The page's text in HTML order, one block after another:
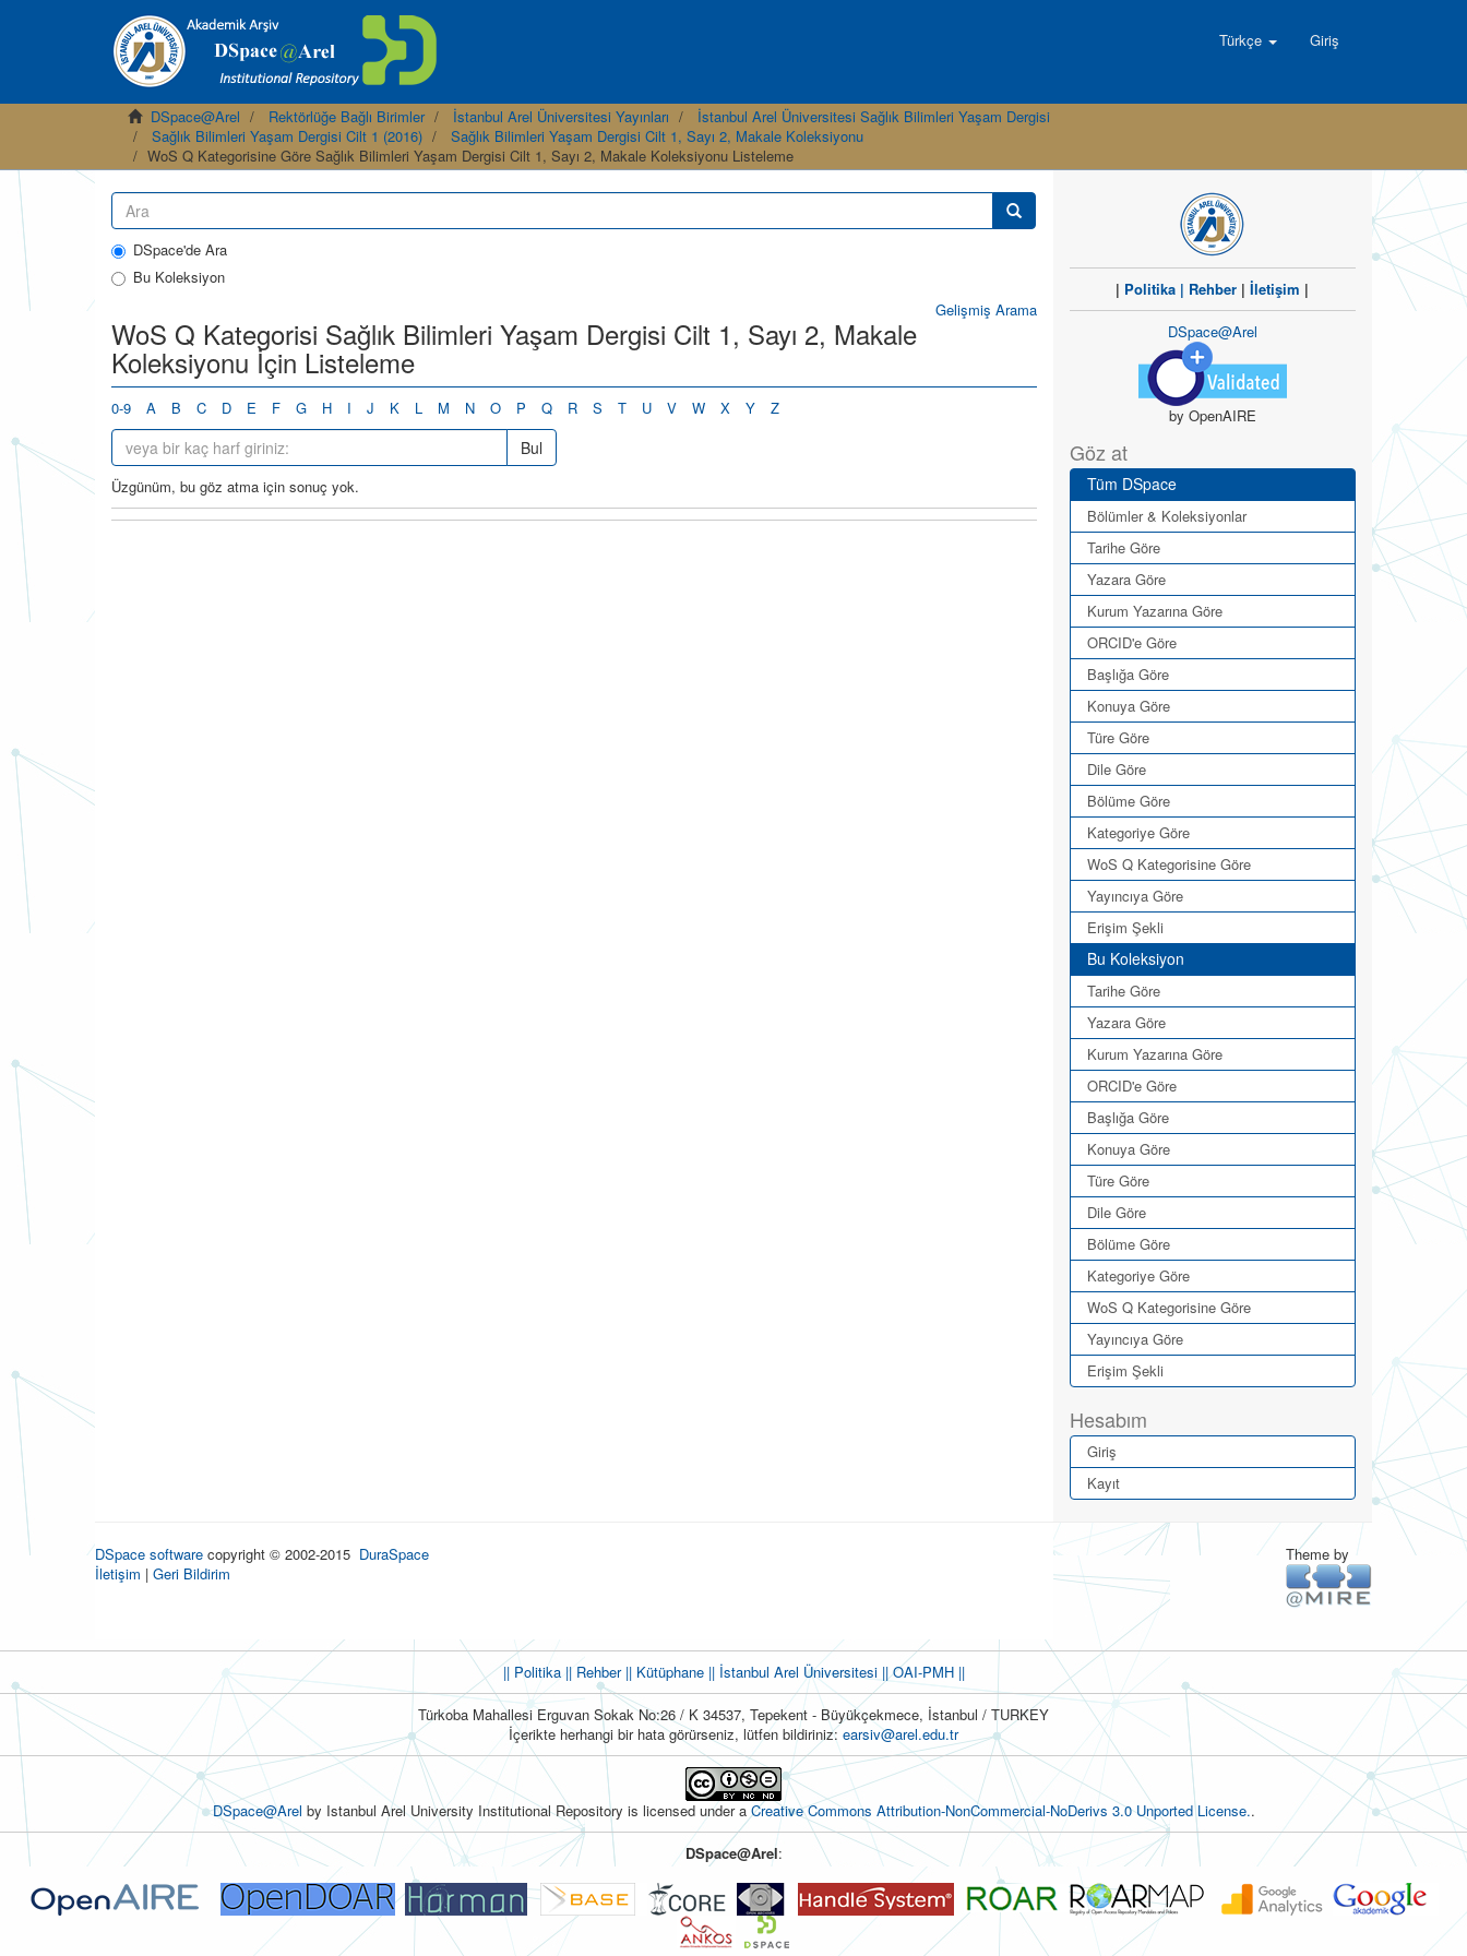
Türkçe Giriş
DSpace@Arel Rektörlüğe Bağlı Birimler İstanbul Arel Üniversitesi Yayınları
İstanbul Arel Üniversitesi Sağlık Bilimleri Yaşam Dergisi
Sağlık Bilimleri Yaşam Dergisi Cilt 1 (2016)
Sağlık Bilimleri Yaşam Dergisi Cilt 1, Sayı 2, Makale Koleksiyonu
WoS Q Kategorisine Göre Sağlık Bilimleri Yaşam Dergisi Cilt 1, Sayı 2, Makale Koleksiyonu Listeleme
DSpace'de Ara
Bu Koleksiyon
Gelişmiş Arama
WoS Q Kategorisi Sağlık Bilimleri Yaşam Dergisi Cilt 1, Sayı 2, Makale
Koleksiyonu İçin Listeleme
0-9 A B C D E F G H I J K L M N O P Q R S T U V W X Y Z
Bul
Üzgünüm, bu göz atma için sonuç yok.
| Politika | Rehber |İletişim |
DSpace@Arel
by OpenAIRE
Göz at
Tüm DSpace
Bölümler & Koleksiyonlar
Tarihe Göre
Yazara Göre
Kurum Yazarına Göre
ORCID'e Göre
Başlığa Göre
Konuya Göre
Türe Göre
Dile Göre
Bölüme Göre
Kategoriye Göre
WoS Q Kategorisine Göre
Yayıncıya Göre
Erişim Şekli
Bu Koleksiyon
Tarihe Göre
Yazara Göre
Kurum Yazarına Göre
ORCID'e Göre
Başlığa Göre
Konuya Göre
Türe Göre
Dile Göre
Bölüme Göre
Kategoriye Göre
WoS Q Kategorisine Göre
Yayıncıya Göre
Erişim Şekli
Hesabım
Giriş
Kayıt
DSpace software copyright © 2002-2015 DuraSpace
İletişim | Geri Bildirim
Theme by
|| Politika|| Rehber|| Kütüphane|| İstanbul Arel Üniversitesi ||OAI-PMH ||
Türkoba Mahallesi Erguvan Sokak No:26 / K 34537, Tepekent - Büyükçekmece, İstanbul / TURKEY
İçerikte herhangi bir hata görürseniz, lütfen bildiriniz: earsiv@arel.edu.tr
DSpace@Arel by Istanbul Arel University Institutional Repository is licensed under a Creative Commons Attribution-NonCommercial-NoDerivs 3.0 Unported License..
DSpace@Arel: